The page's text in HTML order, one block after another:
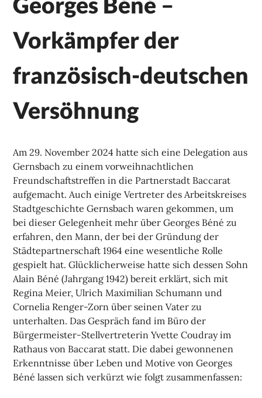
Vorkämpfer der
französisch-deutschen
Versöhnung
Am 29. November 2024 hatte sich eine Delegation aus
Gernsbach zu einem vorweihnachtlichen
Freundschaftstreffen in die Partnerstadt Baccarat
aufgemacht. Auch einige Vertreter des Arbeitskreises
Stadtgeschichte Gernsbach waren gekommen, um
bei dieser Gelegenheit mehr über Georges Béné zu
erfahren, den Mann, der bei der Gründung der
Städtepartnerschaft 1964 eine wesentliche Rolle
gespielt hat. Glücklicherweise hatte sich dessen Sohn
Alain Béné (Jahrgang 1942) bereit erklärt, sich mit
Regina Meier, Ulrich Maximilian Schumann und
Cornelia Renger-Zorn über seinen Vater zu
unterhalten. Das Gespräch fand im Büro der
Bürgermeister-Stellvertreterin Yvette Coudray im
Rathaus von Baccarat statt. Die dabei gewonnenen
Erkenntnisse über Leben und Motive von Georges
Béné lassen sich verkürzt wie folgt zusammenfassen: